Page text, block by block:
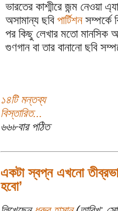
ভারতের কাশ্মীরে জন্ম নেওয়া
অসামান্য ছবি পার্টিশনসম্পর্কে
পর কিছু লেখার মতো মানসিক
গুণগান বা তার বানানো ছবি
১৪টি মন্তব্য
বিস্তারিত...
৬৬৮বার পঠিত
একটা স্বপ্ন এখনো
হবো’